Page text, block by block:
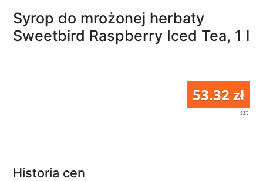
Syrop do mrożonej herbaty
Sweetbird Raspberry Iced Tea, 1 l
53.32 zł
szt
Historia cen